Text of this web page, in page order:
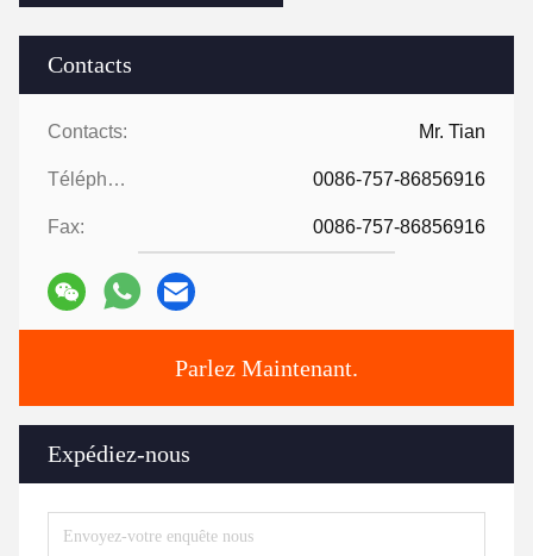
Contacts
Contacts: Mr. Tian
Téléphone: 0086-757-86856916
Fax: 0086-757-86856916
Parlez Maintenant.
Expédiez-nous